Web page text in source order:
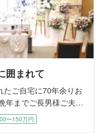
囲まれて
たご自宅に70年余りお
年までご長男様ご夫婦
れました。 ご性格は
元にはお友達もたく
〜150万円